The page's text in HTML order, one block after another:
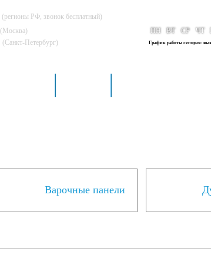
(регионы РФ, звонок бесплатный)
(Москва)
(Санкт-Петербург)
ПН ВТ СР ЧТ
График работы сегодня:
Варочные панели